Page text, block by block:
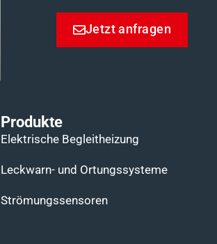
Jetzt anfragen
Produkte
Elektrische Begleitheizung​
Leckwarn- und Ortungssysteme​
Strömungssensoren​